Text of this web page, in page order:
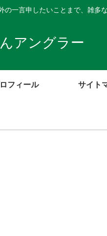
一言申したいことまで、雑多
アングラー
フィール サイト